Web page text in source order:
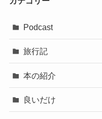
Podcast
旅行記
本の紹介
良いだけ